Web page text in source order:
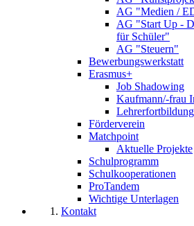
AG "Medien /
AG "Start Up -
für Schüler"
AG "Steuern"
Bewerbungswerkstatt
Erasmus+
Job Shadowing
Kaufmann/-frau
Förderverein
Matchpoint
Aktuelle Projekte
Schulprogramm
Schulkooperationen
ProTandem
Wichtige Unterlagen
Kontakt